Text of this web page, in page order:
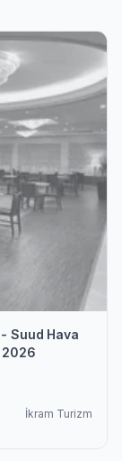
Suud Hava
2026
İkram Turizm